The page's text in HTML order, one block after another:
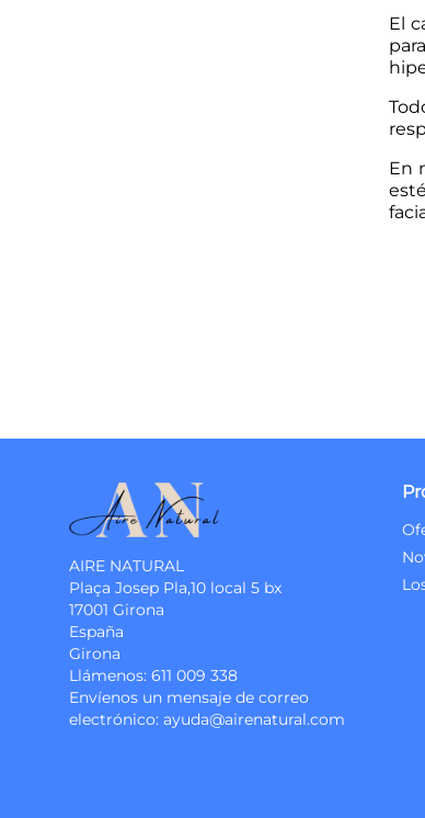
El
En
AIRE NATURAL
Plaça Josep Pla,10 local 5 bx
17001 Girona
España
Girona
Llámenos: 611 009 338
Envíenos un mensaje de correo
electrónico: ayuda@airenatural.com